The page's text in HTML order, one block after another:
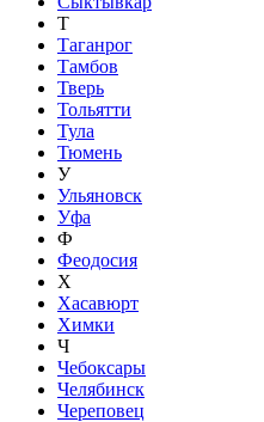
Т
Таганрог
Тамбов
Тверь
Тольятти
Тула
Тюмень
У
Ульяновск
Уфа
Ф
Феодосия
Х
Хасавюрт
Химки
Ч
Чебоксары
Челябинск
Череповец